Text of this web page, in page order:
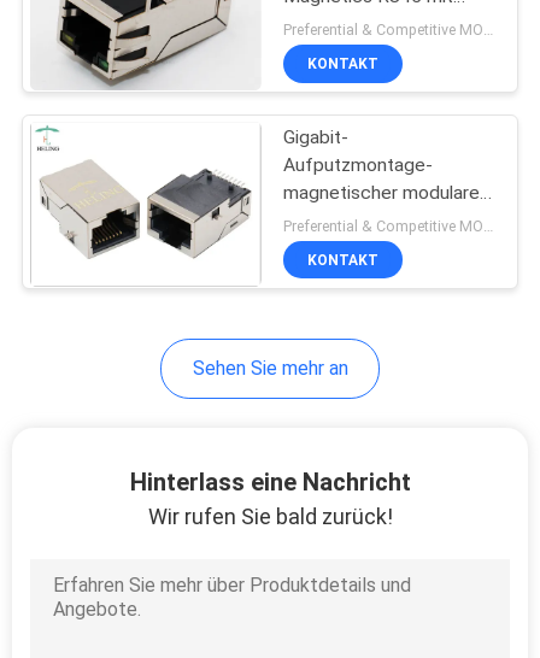
QUALITÄTSKONTROLLE
TRETEN
SIE
MIT
UNS
SITEMAP
Zurückhaltung rj45
PWB Rj45 Jack
Basis des
Transformator-1000M -
T Lan Jack
LED
KONTAKT
Gigabit-
Aufputzmontage-
magnetischer modulare
Steckfassungs-
Seiteneintritt Messing
abgeschirmtes Shell
KONTAKT
Sehen Sie mehr an
Hinterlass eine Nachricht
Wir rufen Sie bald zurück!